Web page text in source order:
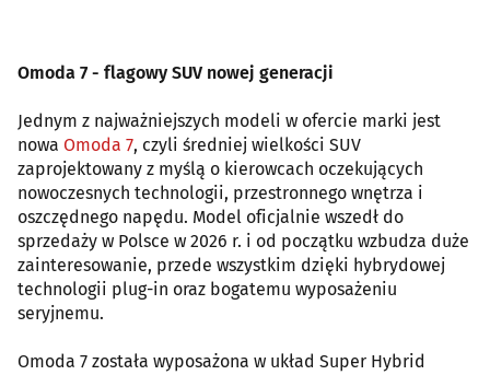
Omoda 7 - flagowy SUV nowej generacji
Jednym z najważniejszych modeli w ofercie marki jest
nowa Omoda 7, czyli średniej wielkości SUV
zaprojektowany z myślą o kierowcach oczekujących
nowoczesnych technologii, przestronnego wnętrza i
oszczędnego napędu. Model oficjalnie wszedł do
sprzedaży w Polsce w 2026 r. i od początku wzbudza duże
zainteresowanie, przede wszystkim dzięki hybrydowej
technologii plug-in oraz bogatemu wyposażeniu
seryjnemu.
Omoda 7 została wyposażona w układ Super Hybrid